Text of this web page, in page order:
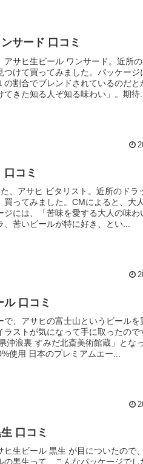
サード 口コミ
アサヒ生ビール ワンサード。近所
つけて買ってみました。パッケージ
の割合でブレンドされているのだと
きた知る人ぞ知る味わい」。期待...
コミ
、アサヒ ビタリスト。近所のドラ
買ってみました。CMによると、大
ジには、「苦味を愛する大人の味わ
苦いビールが特に好き、とい...
口コミ
で、アサヒの富士山というビールを
ラストが気になって手に取ったので
沖浪裏 すみだ北斎美術館蔵」とな
使用 日本のプレミアムエー...
口コミ
ヒ生ビール 黒生 が目についたので
の黒生って、こんなパッケージでし